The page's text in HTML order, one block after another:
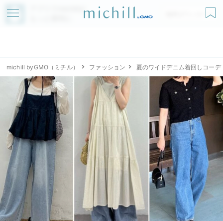
アプリでmichillが
無料ダウンロード
michill byGMO（ミチル） ファッション 夏のワイドデニム着回しコーデ